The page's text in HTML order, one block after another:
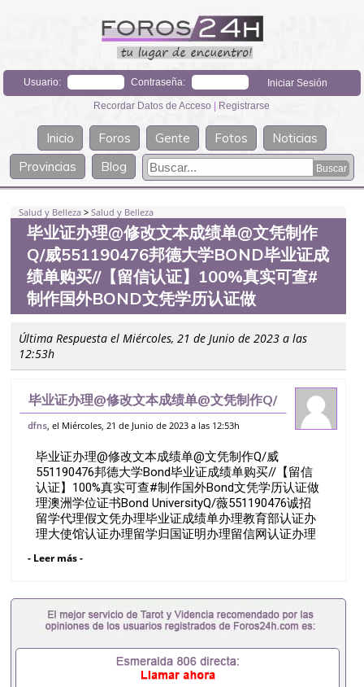
Usuario: Contraseña:
Recordar Datos de Acceso | Registrarse
Inicio Foros Gente Fotos
Noticias
Provincias
Blog
Salud y Belleza >Salud y Belleza
毕业证办理@修改文本成绩单@文凭制作
Q/威551190476邦德大学BOND毕业证成
绩单购买//【留信认证】100%真实可查#
制作国外BOND文凭学历认证做
Última Respuesta el Miércoles, 21 de Junio de 2023 a las
12:53h
毕业证办理@修改文本成绩单@文凭制作Q/
威551190476邦德大学Bond毕业证成绩
国外Bond文凭学历认证做
dfns , el Miércoles, 21 de Junio de 2023 a las 12:53h
毕业证办理@修改文本成绩单@文凭制作Q/威
551190476邦德大学Bond毕业证成绩单购买//【留信
认证】100%真实可查#制作国外Bond文凭学历认证做
理澳洲学位证书Bond UniversityQ/薇551190476诚招
留学代理假文凭办理毕业证成绩单办理教育部认证办
理大使馆认证办理留学归国证明办理留信网认证办理
理学位证书办理美国文凭办理澳洲文凭办理英国文凭
1、毕业证+成绩单+留学回国人员证明+教育部认证,
录取通知书，雅思。（全套留学回国必备证明材料，
给父母及亲朋好友一份完美交代）； 2、雅思、托
请学校、转学，甚至是申请工签都可以用到）。 注：
上述材料，随时都可以安排办理，毕业证成绩单，学
- Leer más -